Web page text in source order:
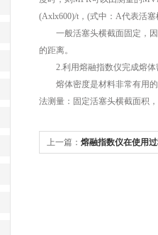
(Axlx600)/t，(式中：A代表活
一般活塞头横截面固定，因
的距离。
2.利用熔融指数仪完成熔体
熔体密度是材料非常有用的
法测量：固定活塞头横截面积
上一篇： 熔融指数仪在使用